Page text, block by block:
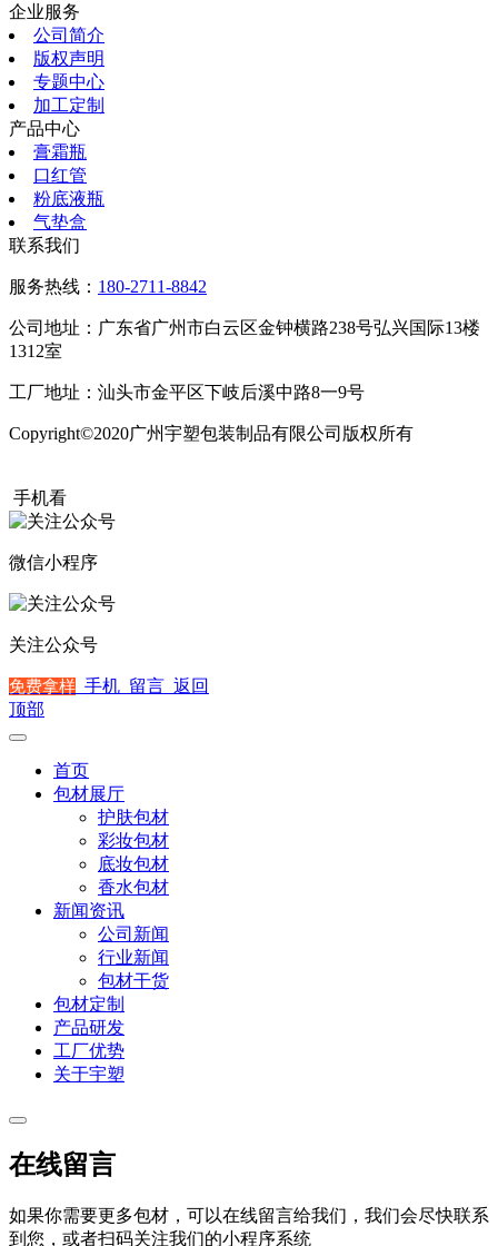
企业服务
公司简介
版权声明
专题中心
加工定制
产品中心
膏霜瓶
口红管
粉底液瓶
气垫盒
联系我们
服务热线： 180-2711-8842
公司地址：广东省广州市白云区金钟横路238号弘兴国际13楼
1312室
工厂地址：汕头市金平区下岐后溪中路8一9号
Copyright©2020广州宇塑包装制品有限公司版权所有
手机看
微信小程序
关注公众号
免费拿样 手机 留言 返回
顶部
首页
包材展厅
护肤包材
彩妆包材
底妆包材
香水包材
新闻资讯
公司新闻
行业新闻
包材干货
包材定制
产品研发
工厂优势
关于宇塑
在线留言
如果你需要更多包材，可以在线留言给我们，我们会尽快联系
到您，或者扫码关注我们的小程序系统